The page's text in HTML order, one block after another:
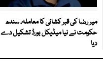
میر رضا کی قبر کشائی کا معاملہ، سندھ
حکومت نے نیا میڈیکل بورڈ تشکیل دے
دیا